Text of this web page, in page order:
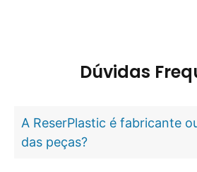
Dúvidas
A ReserPlastic é fabricante
das peças?